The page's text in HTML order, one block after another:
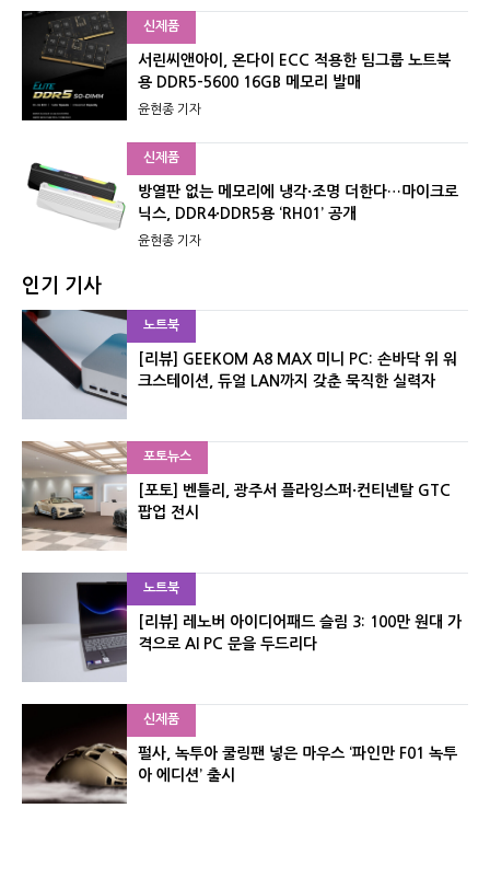
신제품
서린씨앤아이, 온다이 ECC 적용한 팀그룹 노트북
용 DDR5-5600 16GB 메모리 발매
윤현종 기자
신제품
방열판 없는 메모리에 냉각·조명 더한다…마이크로
닉스, DDR4·DDR5용 ‘RH01’ 공개
윤현종 기자
인기 기사
노트북
[리뷰] GEEKOM A8 MAX 미니 PC: 손바닥 위 워
크스테이션, 듀얼 LAN까지 갖춘 묵직한 실력자
포토뉴스
[포토] 벤틀리, 광주서 플라잉스퍼·컨티넨탈 GTC
팝업 전시
노트북
[리뷰] 레노버 아이디어패드 슬림 3: 100만 원대 가
격으로 AI PC 문을 두드리다
신제품
펄사, 녹투아 쿨링팬 넣은 마우스 ‘파인만 F01 녹투
아 에디션’ 출시